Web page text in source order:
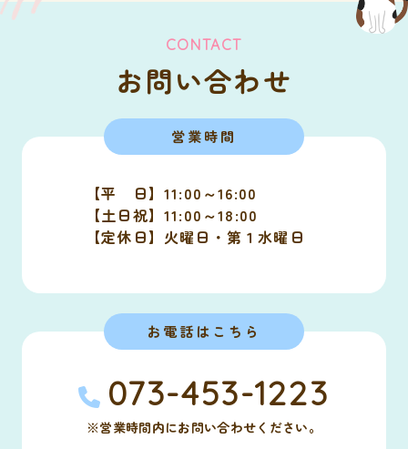
CONTACT
お問い合わせ
営業時間
【平 日】11:00～16:00
【土日祝】11:00～18:00
【定休日】火曜日・第１水曜日
お電話はこちら
073-453-1223
※営業時間内にお問い合わせください。